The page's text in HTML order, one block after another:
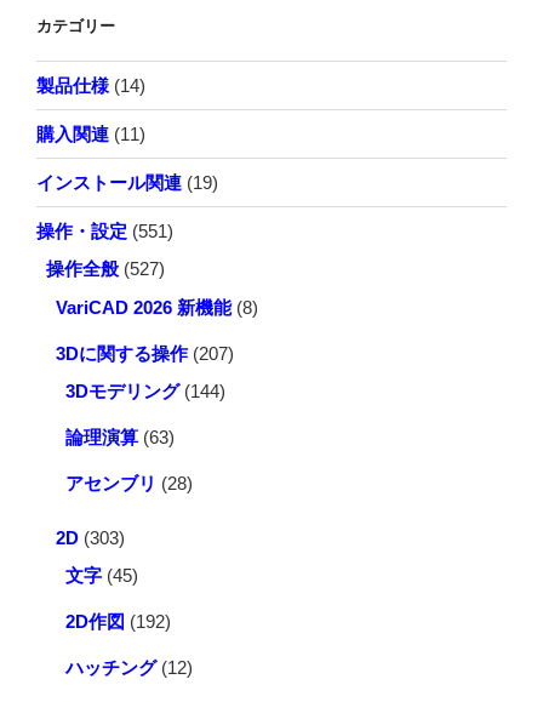
カテゴリー
製品仕様 (14)
購入関連 (11)
インストール関連 (19)
操作・設定 (551)
操作全般 (527)
VariCAD 2026 新機能(8)
3Dに関する操作 (207)
3Dモデリング(144)
論理演算 (63)
アセンブリ (28)
2D (303)
文字 (45)
2D作図 (192)
ハッチング(12)